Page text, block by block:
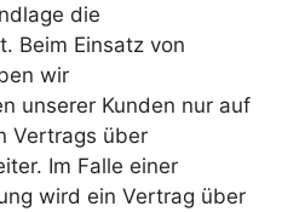
die
Beim Einsatz von
wir
unserer Kunden nur auf
Vertrags über
Im Falle einer
wird ein Vertrag über